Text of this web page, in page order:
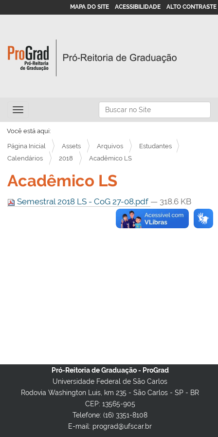
Busca
Busca Avançada…
MAPA DO SITE ACESSIBILIDADE ALTO CONTRASTE
Toggle navigation
Você está aqui:
Página Inicial Assets Arquivos
Estudantes
Calendários
2018 Acadêmico LS
Acadêmico LS
Semestral 2018 LS - CoG 27-08.pdf — 318.6 KB
Pró-Reitoria de Graduação - ProGrad
Universidade Federal de São Carlos
Rodovia Washington Luis, km 235 - São Carlos - SP - BR
CEP: 13565-905
Telefone: (16) 3351-8108
E-mail: prograd@ufscar.br